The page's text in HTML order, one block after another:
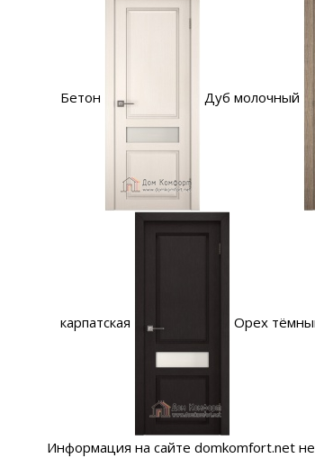
Бетон Дуб молочный
карпатская Орех
Информация на сайте domkomfort.net